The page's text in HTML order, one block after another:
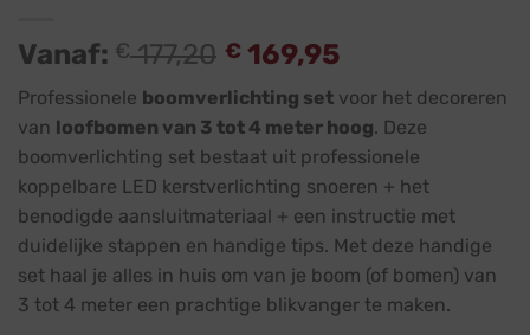
Vanaf: €177,20 € 169,95
Professionele boomverlichting set voor het decoreren
van loofbomen van 3 tot 4 meter hoog. Deze
boomverlichting set bestaat uit professionele
koppelbare LED kerstverlichting snoeren + het
benodigde aansluitmateriaal + een instructie met
duidelijke stappen en handige tips. Met deze handige
set haal je alles in huis om van je boom (of bomen) van
3 tot 4 meter een prachtige blikvanger te maken.